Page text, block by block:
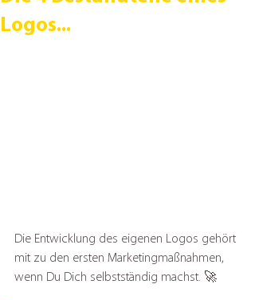
Logos...
Die Entwicklung des eigenen Logos gehört
mit zu den ersten Marketingmaßnahmen,
wenn Du Dich selbstständig machst. 🚀